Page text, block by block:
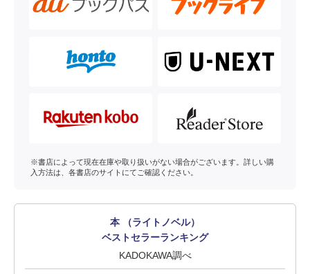
※書店によって現在在庫や取り扱いがない場合がございます。詳しい購
入方法は、各書店のサイトにてご確認ください。
本 （ライトノベル）
ベストセラーランキング
KADOKAWA調べ